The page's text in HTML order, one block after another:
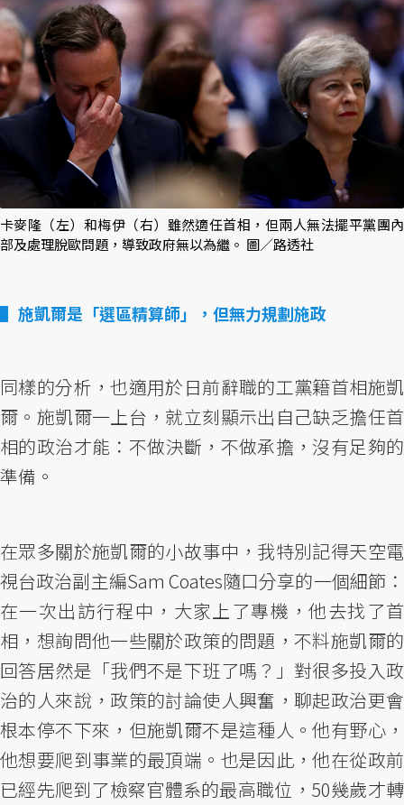
卡麥隆（左）和梅伊（右）雖然適任首相，但兩人無法擺平黨團內
部及處理脫歐問題，導致政府無以為繼。 圖／路透社
施凱爾是「選區精算師」，但無力規劃施政
同樣的分析，也適用於日前辭職的工黨籍首相施凱
爾。施凱爾一上台，就立刻顯示出自己缺乏擔任首
相的政治才能：不做決斷，不做承擔，沒有足夠的
準備。
在眾多關於施凱爾的小故事中，我特別記得天空電
視台政治副主編Sam Coates隨口分享的一個細節：
在一次出訪行程中，大家上了專機，他去找了首
相，想詢問他一些關於政策的問題，不料施凱爾的
回答居然是「我們不是下班了嗎？」對很多投入政
治的人來說，政策的討論使人興奮，聊起政治更會
根本停不下來，但施凱爾不是這種人。他有野心，
他想要爬到事業的最頂端。也是因此，他在從政前
已經先爬到了檢察官體系的最高職位，50幾歲才轉